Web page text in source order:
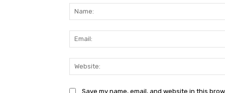
Save my name, email, and website in this